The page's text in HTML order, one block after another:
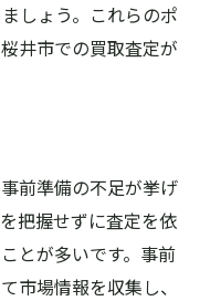
しょう。これらのポ
井市での買取査定が
前準備の不足が挙げ
把握せずに査定を依
とが多いです。事前
市場情報を収集し、